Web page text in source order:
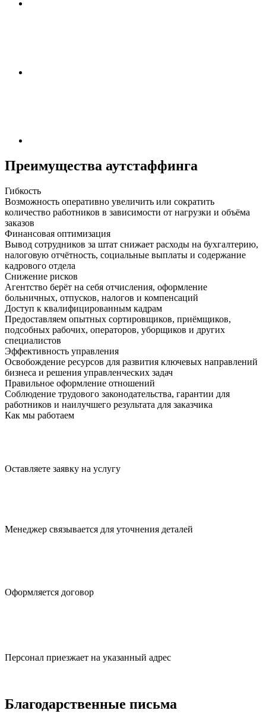
Преимущества аутстаффинга
Гибкость
Возможность оперативно увеличить или сократить
количество работников в зависимости от нагрузки и объёма
заказов
Финансовая оптимизация
Вывод сотрудников за штат снижает расходы на бухгалтерию,
налоговую отчётность, социальные выплаты и содержание
кадрового отдела
Снижение рисков
Агентство берёт на себя отчисления, оформление
больничных, отпусков, налогов и компенсаций
Доступ к квалифицированным кадрам
Предоставляем опытных сортировщиков, приёмщиков,
подсобных рабочих, операторов, уборщиков и других
специалистов
Эффективность управления
Освобождение ресурсов для развития ключевых направлений
бизнеса и решения управленческих задач
Правильное оформление отношений
Соблюдение трудового законодательства, гарантии для
работников и наилучшего результата для заказчика
Как мы работаем
Оставляете заявку на услугу
Менеджер связывается для уточнения деталей
Оформляется договор
Персонал приезжает на указанный адрес
Благодарственные письма